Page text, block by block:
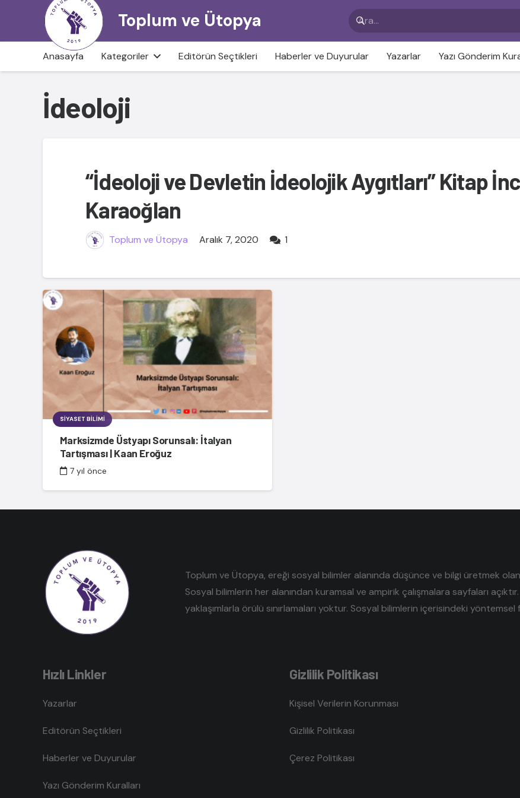
Toplum ve Ütopya
Anasayfa Kategoriler Editörün Seçtikleri Haberler ve Duyurular Yazarlar Yazı Gönderim
İdeoloji
“İdeoloji ve Devletin İdeolojik Aygıtları” Kitap
Karaoğlan
Toplum ve Ütopya Aralık 7, 2020 1Yorum
SIYASET BILIMI
Marksizmde Üstyapı Sorunsalı: İtalyan
Tartışması | Kaan Eroğuz
7 yıl önce
Toplum ve Ütopya, ereği sosyal bilimler alanında düşünce ve bilgi üretmek
Sosyal bilimlerin her alanından kuramsal ve ampirik çalışmalara sayfaları
yaklaşımlarla örülü sınırlamaları yoktur. Sosyal bilimlerin içerisindeki yöntemsel
Hızlı Linkler
Yazarlar
Editörün Seçtikleri
Haberler ve Duyurular
Yazı Gönderim Kuralları
Gizlilik Politikası
Kişisel Verilerin Korunması
Gizlilik Politikası
Çerez Politikası